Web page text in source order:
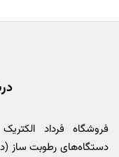
فروشگاه فرداد
دستگاه‌های رطوبت ساز